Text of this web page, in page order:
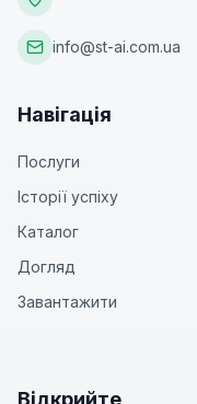
info@st-ai.com.ua
Навігація
Послуги
Історії успіху
Каталог
Догляд
Завантажити
Відкрийте